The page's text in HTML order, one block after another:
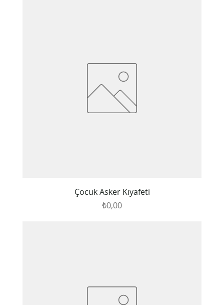
Çocuk Asker Kıyafeti
Fiyat
₺0,00